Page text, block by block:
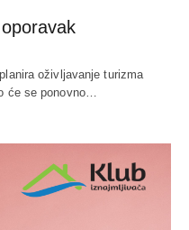
oživljavanje turizma
će se ponovno…